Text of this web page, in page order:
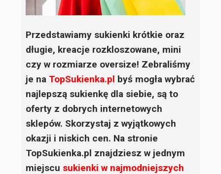
Przedstawiamy sukienki krótkie oraz
długie, kreacje rozkloszowane, mini
czy w rozmiarze oversize! Zebraliśmy
je na TopSukienka.pl byś mogła wybrać
najlepszą sukienkę dla siebie, są to
oferty z dobrych internetowych
sklepów. Skorzystaj z wyjątkowych
okazji i niskich cen. Na stronie
TopSukienka.pl znajdziesz w jednym
miejscu sukienki w najmodniejszych